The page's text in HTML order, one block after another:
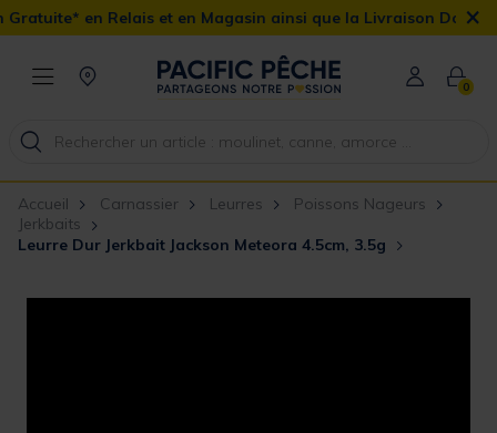
et en Magasin ainsi que la Livraison Domicile offerte dès
×
0
Accueil Carnassier Leurres
Poissons Nageurs
Jerkbaits
Leurre Dur Jerkbait Jackson Meteora 4.5cm, 3.5g